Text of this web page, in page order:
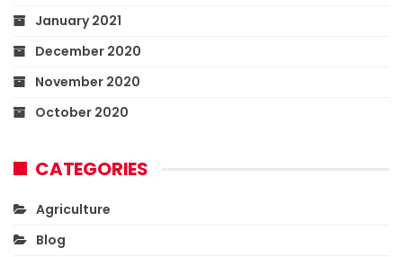
January 2021
December 2020
November 2020
October 2020
CATEGORIES
Agriculture
Blog